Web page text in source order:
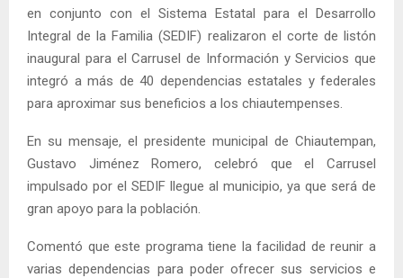
en conjunto con el Sistema Estatal para el Desarrollo
Integral de la Familia (SEDIF) realizaron el corte de listón
inaugural para el Carrusel de Información y Servicios que
integró a más de 40 dependencias estatales y federales
para aproximar sus beneficios a los chiautempenses.
En su mensaje, el presidente municipal de Chiautempan,
Gustavo Jiménez Romero, celebró que el Carrusel
impulsado por el SEDIF llegue al municipio, ya que será de
gran apoyo para la población.
Comentó que este programa tiene la facilidad de reunir a
varias dependencias para poder ofrecer sus servicios e